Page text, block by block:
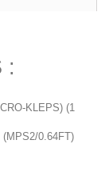
:
KLEPS) (1
0.64FT)